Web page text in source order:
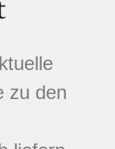
zu den